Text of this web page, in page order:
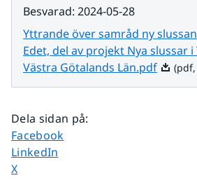
Besvarad: 2024-05-28
Yttrande över samråd ny
Edet, del av projekt Nya slussar
Västra Götalands Län.pdfPdf,(pdf,
Dela sidan på:
Dela sidan på
Facebook
Dela sidan på
LinkedIn
Dela sidan på
X